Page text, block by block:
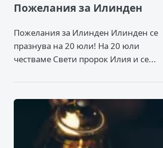
Пожелания за Илинден
Пожелания за Илинден Илинден се
празнува на 20 юли! На 20 юли
честваме Свети пророк Илия и се...